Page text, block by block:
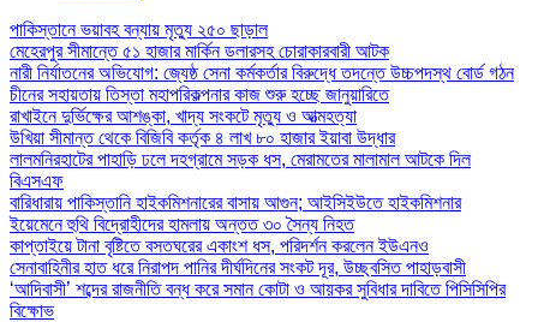
পাকিস্তানে ভয়াবহ বন্যায় মৃত্যু ২৫০ ছাড়াল
মেহেরপুর সীমান্তে ৫১ হাজার মার্কিন ডলারসহ চোরাকারবারী আটক
নারী নির্যাতনের অভিযোগ: জ্যেষ্ঠ সেনা কর্মকর্তার বিরুদ্ধে তদন্তে উচ্চপদস্থ বোর্ড গঠন
চীনের সহায়তায় তিস্তা মহাপরিকল্পনার কাজ শুরু হচ্ছে জানুয়ারিতে
রাখাইনে দুর্ভিক্ষের আশঙ্কা, খাদ্য সংকটে মৃত্যু ও আত্মহত্যা
উখিয়া সীমান্ত থেকে বিজিবি কর্তৃক ৪ লাখ ৮০ হাজার ইয়াবা উদ্ধার
লালমনিরহাটের পাহাড়ি ঢলে দহগ্রামে সড়ক ধস, মেরামতের মালামাল আটকে দিল
বিএসএফ
বারিধারায় পাকিস্তানি হাইকমিশনারের বাসায় আগুন; আইসিইউতে হাইকমিশনার
ইয়েমেনে হুথি বিদ্রোহীদের হামলায় অন্তত ৩০ সৈন্য নিহত
কাপ্তাইয়ে টানা বৃষ্টিতে বসতঘরের একাংশ ধস, পরিদর্শন করলেন ইউএনও
সেনাবাহিনীর হাত ধরে নিরাপদ পানির দীর্ঘদিনের সংকট দূর, উচ্ছ্বসিত পাহাড়বাসী
‘আদিবাসী’ শব্দের রাজনীতি বন্ধ করে সমান কোটা ও আয়কর সুবিধার দাবিতে পিসিসিপির
বিক্ষোভ